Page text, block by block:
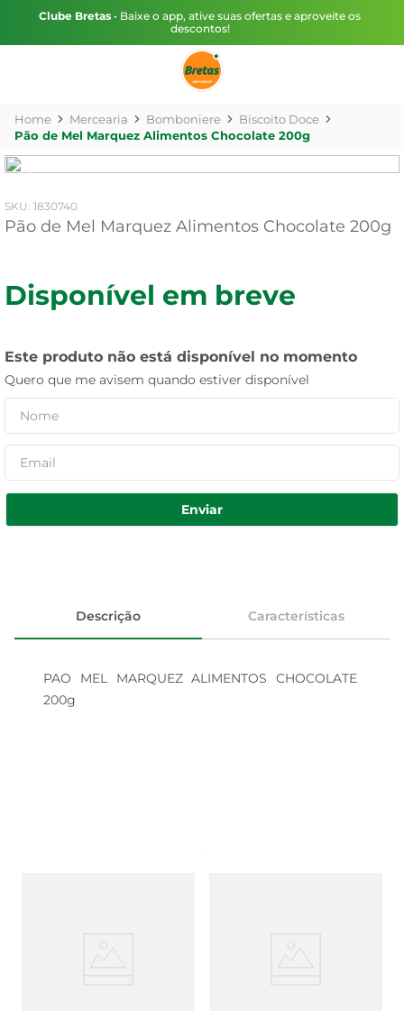
Clube Bretas • Baixe o app, ative suas ofertas e aproveite os
descontos!
Mercearia Bomboniere
Biscoito Doce
Pão de Mel Marquez Alimentos Chocolate 200g
: 1830740
Pão de Mel Marquez Alimentos Chocolate 200g
Disponível em breve
Este produto não está disponível no momento
Quero que me avisem quando estiver disponível
Enviar
Descrição Características
PAO MEL MARQUEZ ALIMENTOS CHOCOLATE
200g